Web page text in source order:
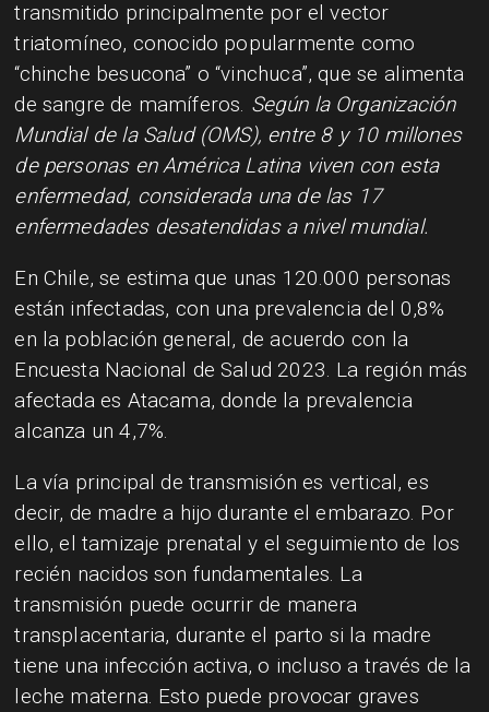
transmitido principalmente por el vector
triatomíneo, conocido popularmente como
“chinche besucona” o “vinchuca”, que se alimenta
de sangre de mamíferos. Según la Organización
Mundial de la Salud (OMS), entre 8 y 10 millones
de personas en América Latina viven con esta
enfermedad, considerada una de las 17
enfermedades desatendidas a nivel mundial.
En Chile, se estima que unas 120.000 personas
están infectadas, con una prevalencia del 0,8%
en la población general, de acuerdo con la
Encuesta Nacional de Salud 2023. La región más
afectada es Atacama, donde la prevalencia
alcanza un 4,7%.
La vía principal de transmisión es vertical, es
decir, de madre a hijo durante el embarazo. Por
ello, el tamizaje prenatal y el seguimiento de los
recién nacidos son fundamentales. La
transmisión puede ocurrir de manera
transplacentaria, durante el parto si la madre
tiene una infección activa, o incluso a través de la
leche materna. Esto puede provocar graves